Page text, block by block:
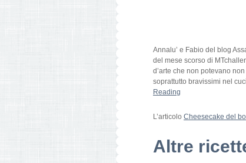
Annalu’ e Fabio del blog
del mese scorso di
d’arte che non potevano
soprattutto bravissimi nel
Reading
L’articolo Cheesecake del
Altre